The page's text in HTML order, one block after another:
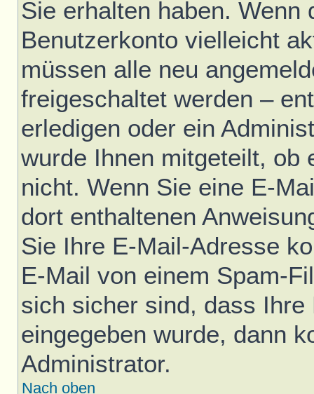
Sie erhalten haben.
Benutzerkonto vielleicht
müssen alle neu
freigeschaltet werden –
erledigen oder ein
wurde Ihnen mitgeteilt, ob
nicht. Wenn Sie eine E-
dort enthaltenen
Sie Ihre E-Mail-Adresse
E-Mail von einem Spam-
sich sicher sind, dass
eingegeben wurde, dann
Administrator.
Nach oben